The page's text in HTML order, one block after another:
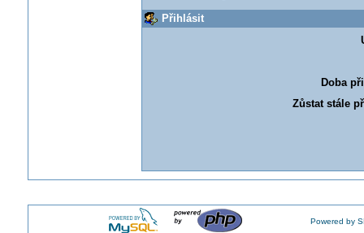
Přihlásit
Doba
Zůstat stále
Powered by